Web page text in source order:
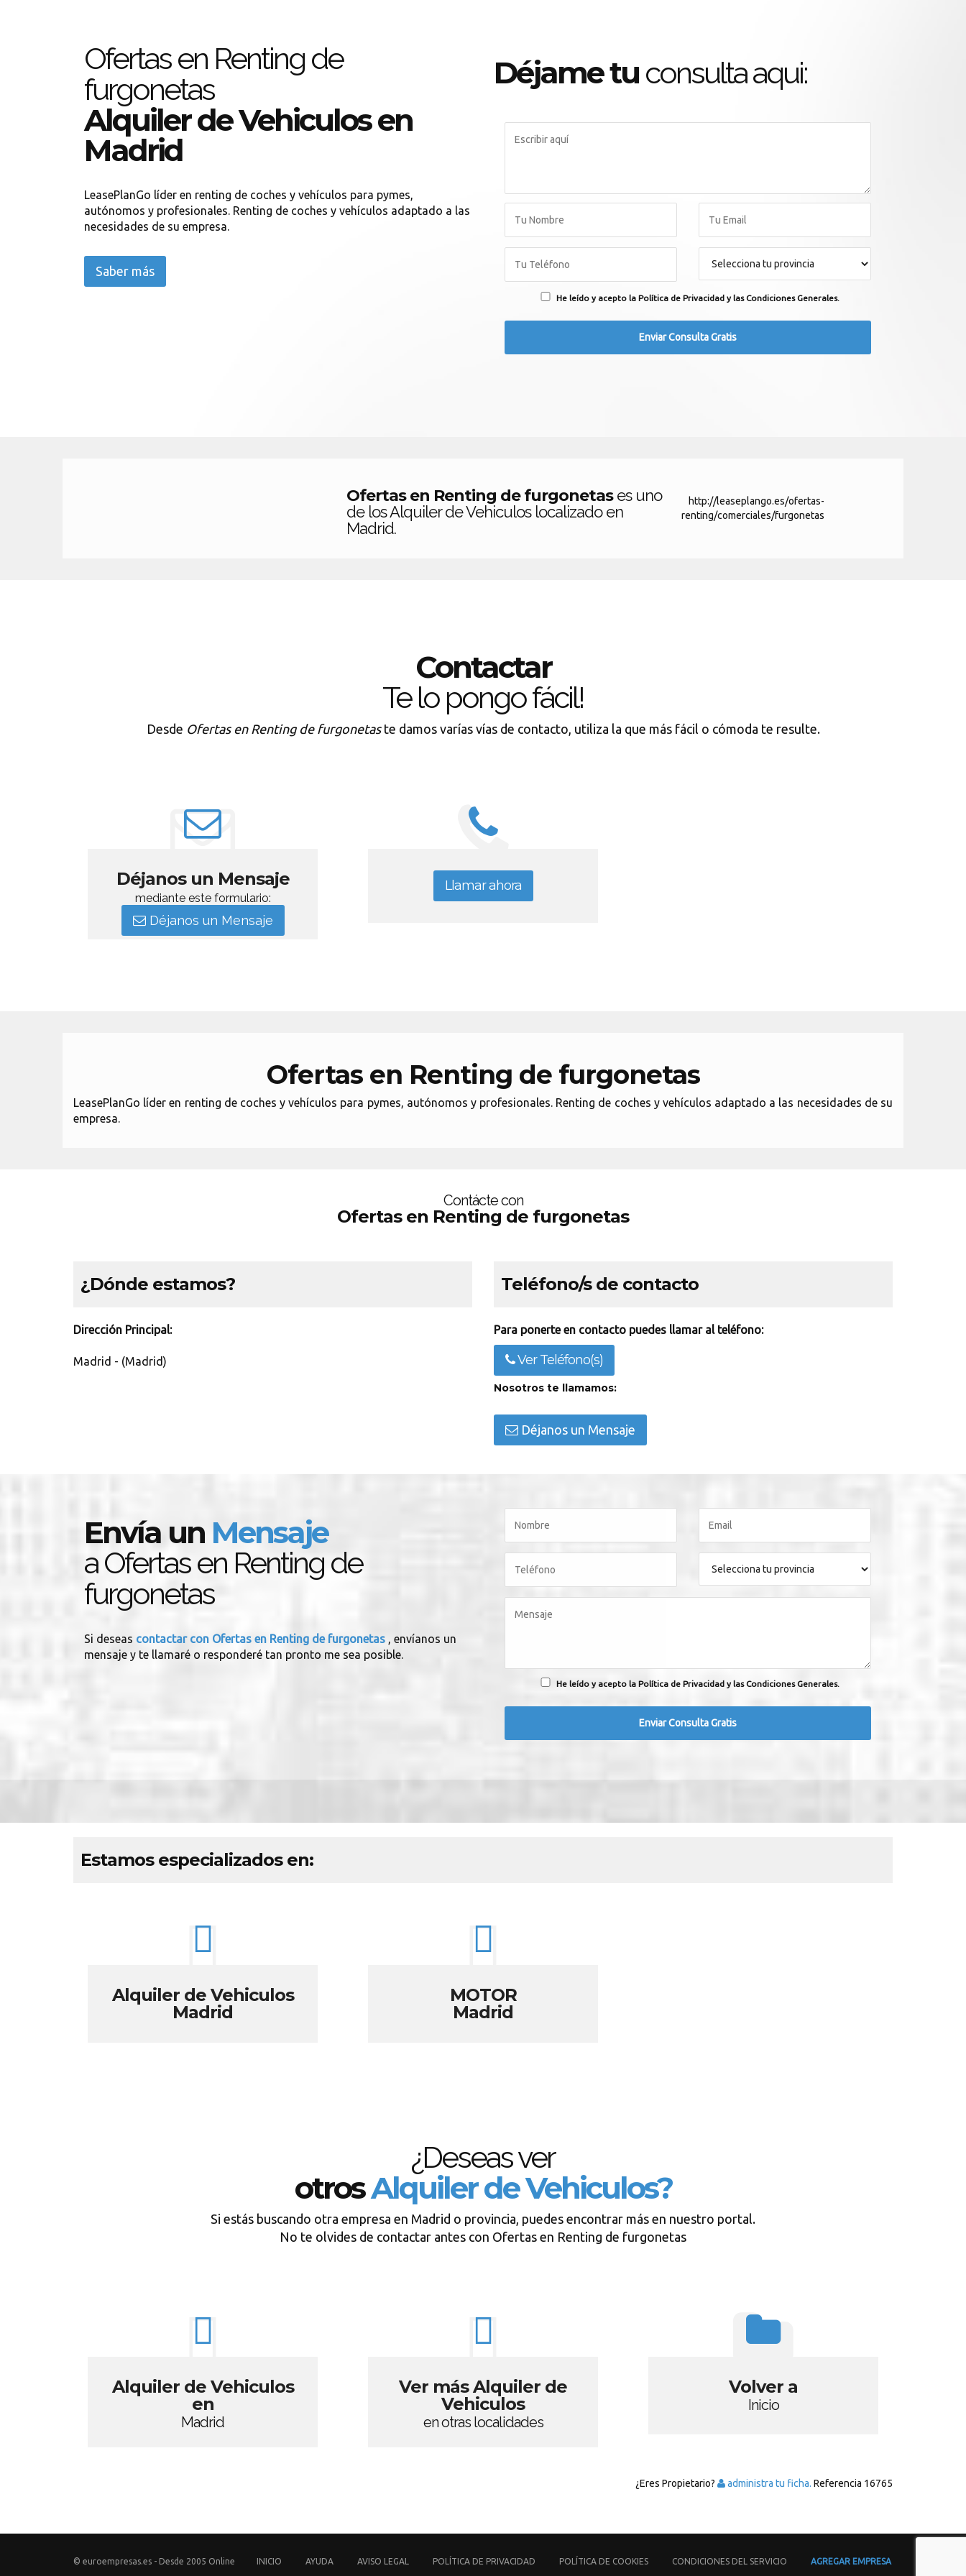
Ofertas en Renting de
furgonetas
Alquiler de Vehiculos en
Madrid
LeasePlanGo líder en renting de coches y vehículos para pymes,
autónomos y profesionales. Renting de coches y vehículos adaptado a las
necesidades de su empresa.
Saber más
Déjame tu consulta aqui:
He leído y acepto la Política de Privacidad y las Condiciones Generales.
Ofertas en Renting de furgonetases uno
de los Alquiler de Vehiculos localizado en
Madrid.
http://leaseplango.es/ofertas-
renting/comerciales/furgonetas
Contactar
Te lo pongo fácil!
Desde Ofertas en Renting de furgonetaste damos varías vías de contacto, utiliza la que más fácil o cómoda te resulte.
Déjanos un Mensaje
mediante este formulario:
Déjanos un Mensaje
Llamar ahora
Ofertas en Renting de furgonetas
LeasePlanGo líder en renting de coches y vehículos para pymes, autónomos y profesionales. Renting de coches y vehículos adaptado a las necesidades de su
empresa.
Contácte con
Ofertas en Renting de furgonetas
¿Dónde estamos?
Dirección Principal:
Madrid - (Madrid)
Teléfono/s de contacto
Para ponerte en contacto puedes llamar al teléfono:
Ver Teléfono(s)
Nosotros te llamamos:
Déjanos un Mensaje
Envía un Mensaje
a Ofertas en Renting de
furgonetas
Si deseas contactar con Ofertas en Renting de furgonetas , envíanos un
mensaje y te llamaré o responderé tan pronto me sea posible.
He leído y acepto la Política de Privacidad y las Condiciones Generales.
Estamos especializados en:
Alquiler de Vehiculos
Madrid
MOTOR
Madrid
¿Deseas ver
otrosAlquiler de Vehiculos?
Si estás buscando otra empresa en Madrid o provincia, puedes encontrar más en nuestro portal.
No te olvides de contactar antes con Ofertas en Renting de furgonetas
Alquiler de Vehiculos
en
Madrid
Ver más Alquiler de
Vehiculos
en otras localidades
Volver a
Inicio
¿Eres Propietario? administra tu ficha. Referencia 16765
© euroempresas.es - Desde 2005 Online INICIO AYUDA AVISO LEGAL POLÍTICA DE PRIVACIDAD POLÍTICA DE COOKIES CONDICIONES DEL SERVICIO AGREGAR EMPRESA